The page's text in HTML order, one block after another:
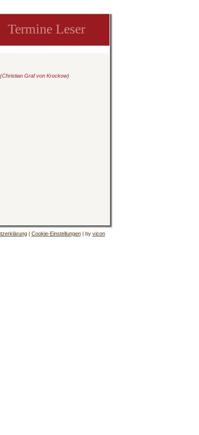
Termine Leser
(Christian Graf von Krockow)
| Cookie-Einstellungen| by vicon